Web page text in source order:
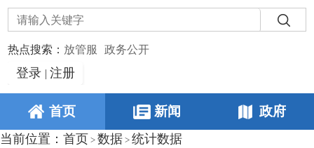
热点搜索： 放管服 政务公开
登录 注册
首页 新闻 政府
当前位置： 首页 > 数据 > 统计数据